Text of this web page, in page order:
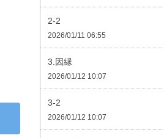
2-2
2026/01/11 06:55
3.因縁
2026/01/12 10:07
3-2
2026/01/12 10:07